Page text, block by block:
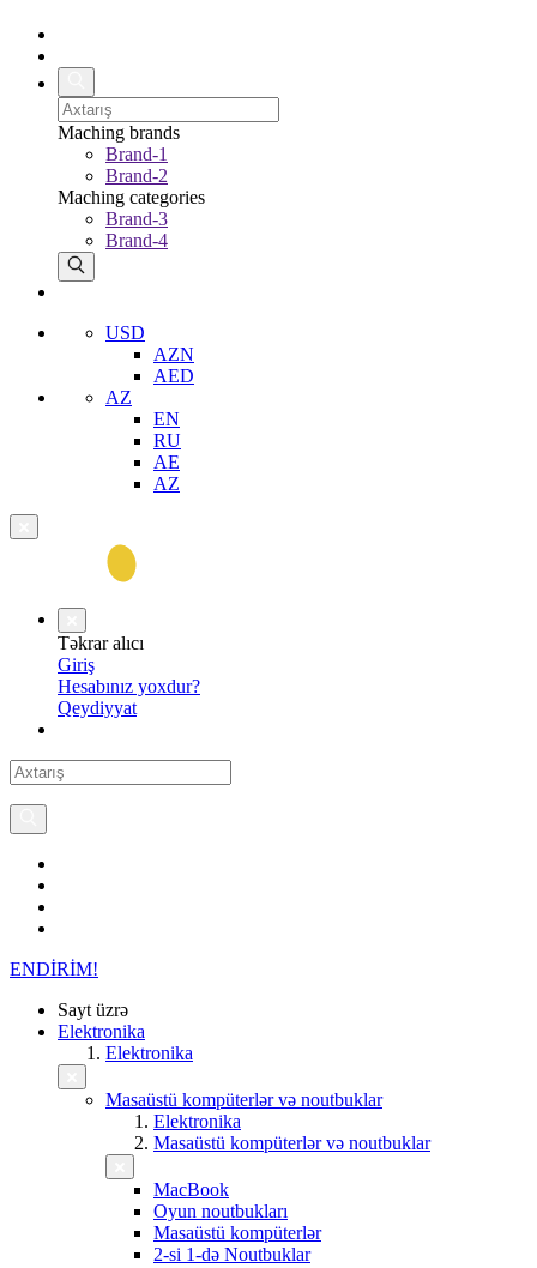
Maching brands
Brand-1
Brand-2
Maching categories
Brand-3
Brand-4
USD
AZN
AED
AZ
EN
RU
AE
AZ
Təkrar alıcı
Giriş
Hesabınız yoxdur?
Qeydiyyat
ENDİRİM!
Sayt üzrə
Elektronika
Elektronika
Masaüstü kompüterlər və noutbuklar
Elektronika
Masaüstü kompüterlər və noutbuklar
MacBook
Oyun noutbukları
Masaüstü kompüterlər
2-si 1-də Noutbuklar